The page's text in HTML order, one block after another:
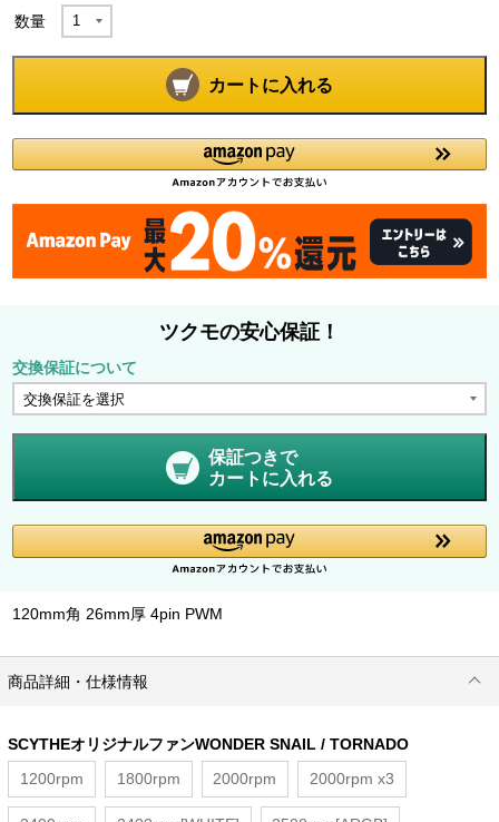
数量
カートに入れる
ツクモの安心保証！
交換保証について
保証つきで
カートに入れる
120mm角 26mm厚 4pin PWM
商品詳細・仕様情報
SCYTHEオリジナルファンWONDER SNAIL / TORNADO
1200rpm
1800rpm 2000rpm 2000rpm x3